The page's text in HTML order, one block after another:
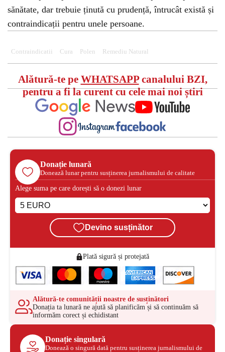
sănătate, dar trebuie ținută cu prudență, întrucât există și
contraindicații pentru unele persoane.
Contraindicatii Cura Polen Remediu Natural
Alătură-te pe WHATSAPPcanalului BZI,
pentru a fi la curent cu cele mai noi știri
Donație lunară
Donează lunar pentru susținerea jurnalismului de calitate
Alege suma pe care dorești să o donezi lunar
Devino susținător
Plată sigură și protejată
Alătură-te comunității noastre de susținători
Donația ta lunară ne ajută să planificăm și să continuăm să
informăm corect și echidistant
Donație singulară
Donează o singură dată pentru susținerea jurnalismului de